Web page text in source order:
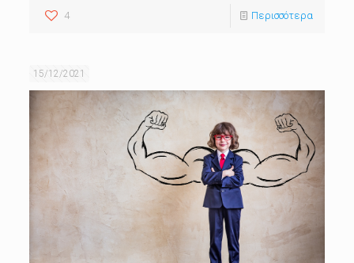
4 Περισσότερα
15/12/2021